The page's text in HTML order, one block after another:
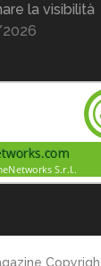
la visibilità